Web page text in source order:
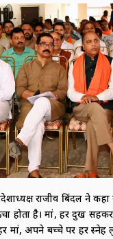
राजीव बिंदल ने
होता है। मां, हर दुख
मां, अपने बच्चे पर हर स्नेह